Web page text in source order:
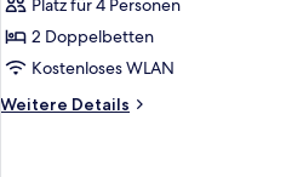
Hafenblick
anzeigen
Platz für 4 Personen
2 Doppelbetten
Kostenloses WLAN
Weitere Details
Weitere